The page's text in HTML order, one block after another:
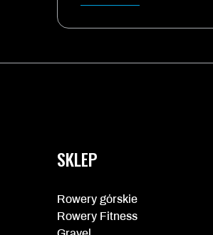
Więcej
informacji
SKLEP
Rowery górskie
Rowery Fitness